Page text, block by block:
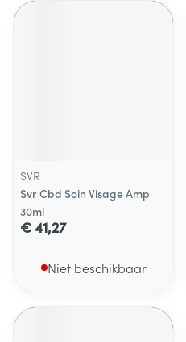
SVR
Svr Cbd Soin Visage Amp
30ml
€ 41,27
Niet beschikbaar